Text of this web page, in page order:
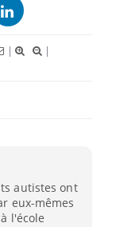
|
|
autistes ont
eux-mêmes
l'école